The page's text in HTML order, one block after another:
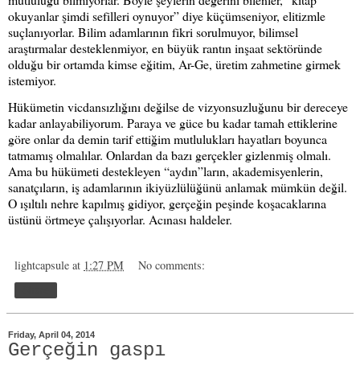
okuyanlar şimdi sefilleri oynuyor” diye küçümseniyor, elitizmle
suçlanıyorlar. Bilim adamlarının fikri sorulmuyor, bilimsel
araştırmalar desteklenmiyor, en büyük rantın inşaat sektöründe
olduğu bir ortamda kimse eğitim, Ar-Ge, üretim zahmetine girmek
istemiyor.
Hükümetin vicdansızlığını değilse de vizyonsuzluğunu bir dereceye
kadar anlayabiliyorum. Paraya ve güce bu kadar tamah ettiklerine
göre onlar da demin tarif ettiğim mutlulukları hayatları boyunca
tatmamış olmalılar. Onlardan da bazı gerçekler gizlenmiş olmalı.
Ama bu hükümeti destekleyen “aydın”ların, akademisyenlerin,
sanatçıların, iş adamlarının ikiyüzlülüğünü anlamak mümkün değil.
O ışıltılı nehre kapılmış gidiyor, gerçeğin peşinde koşacaklarına
üstünü örtmeye çalışıyorlar. Acınası haldeler.
lightcapsule at 1:27 PM No comments:
Friday, April 04, 2014
Gerçeğin gaspı